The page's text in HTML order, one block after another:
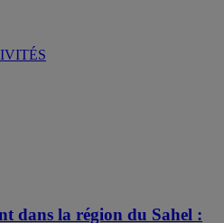
dans la région du Sahel :